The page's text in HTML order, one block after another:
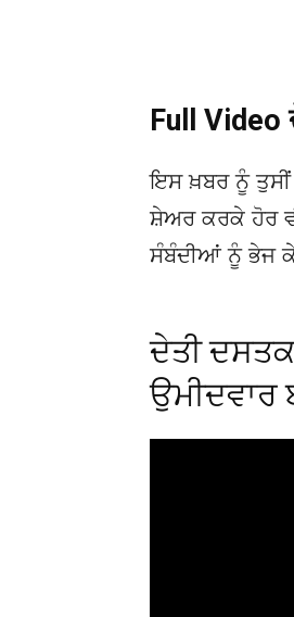
Full
ਇਸ ਖ਼ਬਰ ਨੂੰ
ਸ਼ੇਅਰ ਕਰਕੇ ਹੋਰ
ਸੰਬੰਦੀਆਂ ਨੂੰ ਭੇਜ
ਦੇਤੀ
ਉਮੀਦਵਾਰ